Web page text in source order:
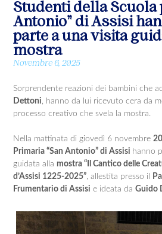
Studenti della Scuola
Antonio” di Assisi
parte a una visita
mostra
Novembre 6, 2025
Sorprendente reazioni dei bambini che
Dettoni , hanno da lui ricevuto cera da
processo creativo che svela la mostra.
Nella mattinata di giovedì 6 novembre
Primaria “San Antonio” di Assisi hanno
guidata allamostra “Il Cantico delle
d’Assisi 1225-2025” , allestita presso il
Frumentario di Assisi e ideata daGuido